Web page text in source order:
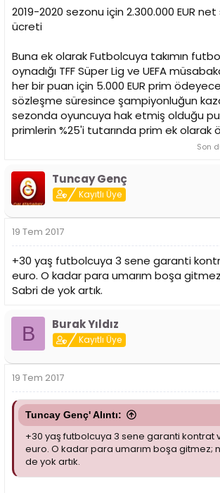
2019-2020 sezonu için 2.300.000 EUR
ücreti
Buna ek olarak Futbolcuya takımın
oynadığı TFF Süper Lig ve UEFA
her bir puan için 5.000 EUR prim
sözleşme süresince şampiyonluğun
sezonda oyuncuya hak etmiş olduğu
primlerin %25'i tutarında prim ek olarak
Son
Tuncay Genç
Kayıtlı Üye
19 Tem 2017
+30 yaş futbolcuya 3 sene garanti
euro. O kadar para umarım boşa
Sabri de yok artık.
B Burak Yıldız
Kayıtlı Üye
19 Tem 2017
Tuncay Genç' Alıntı:
+30 yaş futbolcuya 3 sene garanti kontrat
euro. O kadar para umarım boşa gitmez;
de yok artık.